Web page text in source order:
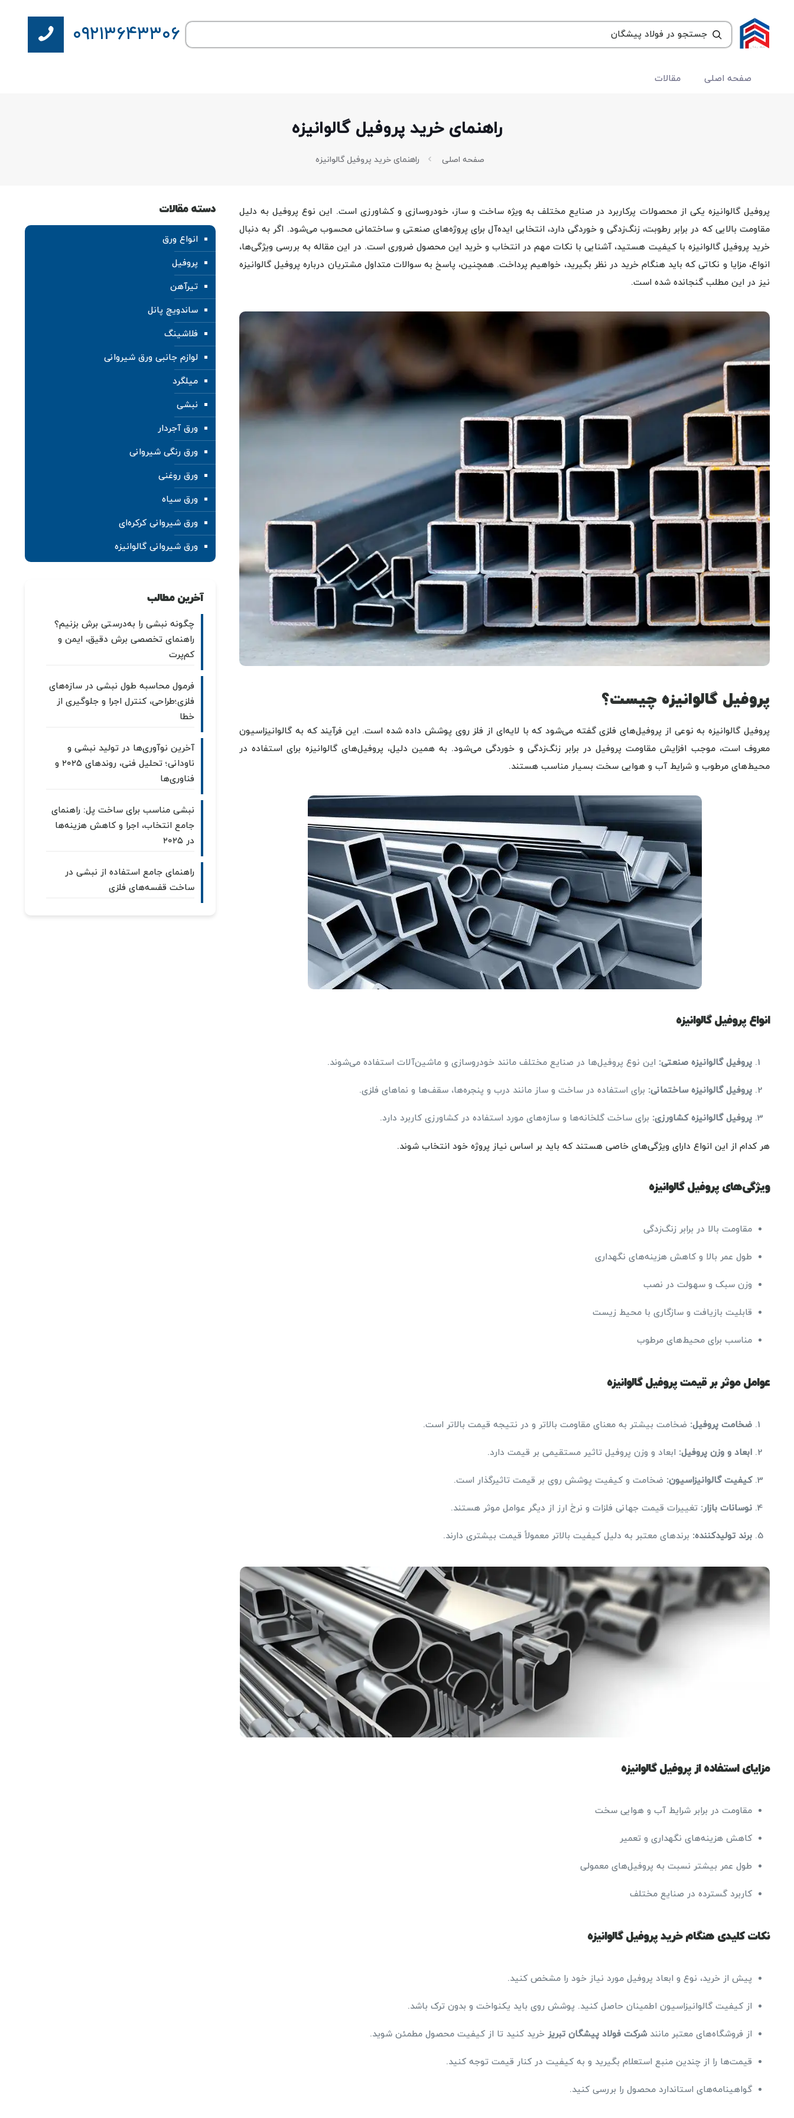
۰۹۲۱۳۶۴۳۳۰۶
صفحه اصلی مقالات
راهنمای خرید پروفیل گالوانیزه
صفحه اصلی راهنمای خرید پروفیل گالوانیزه
پروفیل گالوانیزه یکی از محصولات پرکاربرد در صنایع مختلف به ویژه ساخت و ساز، خودروسازی و کشاورزی است. این نوع پروفیل به دلیل
مقاومت بالایی که در برابر رطوبت، زنگ‌زدگی و خوردگی دارد، انتخابی ایده‌آل برای پروژه‌های صنعتی و ساختمانی محسوب می‌شود. اگر به دنبال
خرید پروفیل گالوانیزه با کیفیت هستید، آشنایی با نکات مهم در انتخاب و خرید این محصول ضروری است. در این مقاله به بررسی ویژگی‌ها،
انواع، مزایا و نکاتی که باید هنگام خرید در نظر بگیرید، خواهیم پرداخت. همچنین، پاسخ به سوالات متداول مشتریان درباره پروفیل گالوانیزه
نیز در این مطلب گنجانده شده است.
پروفیل گالوانیزه چیست؟
پروفیل گالوانیزه به نوعی از پروفیل‌های فلزی گفته می‌شود که با لایه‌ای از فلز روی پوشش داده شده است. این فرآیند که به گالوانیزاسیون
معروف است، موجب افزایش مقاومت پروفیل در برابر زنگ‌زدگی و خوردگی می‌شود. به همین دلیل، پروفیل‌های گالوانیزه برای استفاده در
محیط‌های مرطوب و شرایط آب و هوایی سخت بسیار مناسب هستند.
انواع پروفیل گالوانیزه
پروفیل گالوانیزه صنعتی: این نوع پروفیل‌ها در صنایع مختلف مانند خودروسازی و ماشین‌آلات استفاده می‌شوند.
پروفیل گالوانیزه ساختمانی: برای استفاده در ساخت و ساز مانند درب و پنجره‌ها، سقف‌ها و نماهای فلزی.
پروفیل گالوانیزه کشاورزی: برای ساخت گلخانه‌ها و سازه‌های مورد استفاده در کشاورزی کاربرد دارد.
هر کدام از این انواع دارای ویژگی‌های خاصی هستند که باید بر اساس نیاز پروژه خود انتخاب شوند.
ویژگی‌های پروفیل گالوانیزه
مقاومت بالا در برابر زنگ‌زدگی
طول عمر بالا و کاهش هزینه‌های نگهداری
وزن سبک و سهولت در نصب
قابلیت بازیافت و سازگاری با محیط زیست
مناسب برای محیط‌های مرطوب
عوامل موثر بر قیمت پروفیل گالوانیزه
ضخامت پروفیل: ضخامت بیشتر به معنای مقاومت بالاتر و در نتیجه قیمت بالاتر است.
ابعاد و وزن پروفیل: ابعاد و وزن پروفیل تاثیر مستقیمی بر قیمت دارد.
کیفیت گالوانیزاسیون: ضخامت و کیفیت پوشش روی بر قیمت تاثیرگذار است.
نوسانات بازار: تغییرات قیمت جهانی فلزات و نرخ ارز از دیگر عوامل موثر هستند.
برند تولیدکننده: برندهای معتبر به دلیل کیفیت بالاتر معمولاً قیمت بیشتری دارند.
مزایای استفاده از پروفیل گالوانیزه
مقاومت در برابر شرایط آب و هوایی سخت
کاهش هزینه‌های نگهداری و تعمیر
طول عمر بیشتر نسبت به پروفیل‌های معمولی
کاربرد گسترده در صنایع مختلف
نکات کلیدی هنگام خرید پروفیل گالوانیزه
پیش از خرید، نوع و ابعاد پروفیل مورد نیاز خود را مشخص کنید.
از کیفیت گالوانیزاسیون اطمینان حاصل کنید. پوشش روی باید یکنواخت و بدون ترک باشد.
از فروشگاه‌های معتبر مانندشرکت فولاد پیشگان تبریز خرید کنید تا از کیفیت محصول مطمئن شوید.
قیمت‌ها را از چندین منبع استعلام بگیرید و به کیفیت در کنار قیمت توجه کنید.
گواهینامه‌های استاندارد محصول را بررسی کنید.
دسته مقالات
انواع ورق
پروفیل
تیرآهن
ساندویچ پانل
فلاشینگ
لوازم جانبی ورق شیروانی
میلگرد
نبشی
ورق آجردار
ورق رنگی شیروانی
ورق روغنی
ورق سیاه
ورق شیروانی کرکره‌ای
ورق شیروانی گالوانیزه
آخرین مطالب
چگونه نبشی را به‌درستی برش بزنیم؟
راهنمای تخصصی برش دقیق، ایمن و
کم‌پرت
فرمول محاسبه طول نبشی در سازه‌های
فلزی؛طراحی، کنترل اجرا و جلوگیری از
خطا
آخرین نوآوری‌ها در تولید نبشی و
ناودانی؛ تحلیل فنی، روندهای ۲۰۲۵ و
فناوری‌ها
نبشی مناسب برای ساخت پل: راهنمای
جامع انتخاب، اجرا و کاهش هزینه‌ها
در ۲۰۲۵
راهنمای جامع استفاده از نبشی در
ساخت قفسه‌های فلزی